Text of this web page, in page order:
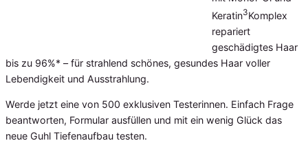
Keratin3Komplex
repariert
geschädigtes Haar
bis zu 96%* – für strahlend schönes, gesundes Haar voller
Lebendigkeit und Ausstrahlung.
Werde jetzt eine von 500 exklusiven Testerinnen. Einfach Frage
beantworten, Formular ausfüllen und mit ein wenig Glück das
neue Guhl Tiefenaufbau testen.